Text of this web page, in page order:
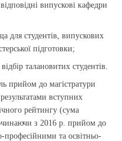
випускові кафедри
для студентів, випускових
підготовки;
талановитих студентів.
прийом до магістратури
вступних
рейтингу (сума
з 2016 р. прийом до
професійними та освітньо-